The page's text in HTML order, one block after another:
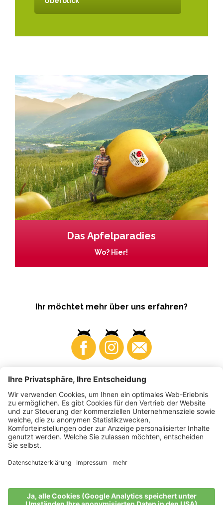
Das Apfelparadies
Wo? Hier!
Ihr möchtet mehr über uns erfahren?
Business Produzenten
2026
VI.P Gen. landw. Gesellschaft
Impressum • Cookie-Einstellungen Datenschutz
•
Barrierefreiheitserklärung•Sitemap